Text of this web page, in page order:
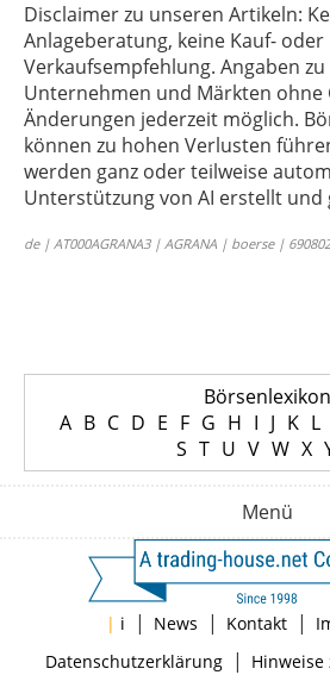
Disclaimer zu unseren Artikeln:
Anlageberatung, keine Kauf- oder
Verkaufsempfehlung. Angaben zu
Unternehmen und Märkten ohne
Änderungen jederzeit möglich.
können zu hohen Verlusten
werden ganz oder teilweise
Unterstützung von AI erstellt und
de | AT000AGRANA3 | AGRANA | boerse |
Börsenlexikon
A B C D E F G H I J K L
S T U V W X
Menü
| i | News | Kontakt |
Datenschutzerklärung| Hinweise